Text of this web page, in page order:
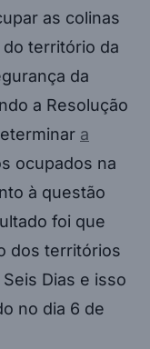
as colinas
do território da
da
a Resolução
a
ocupados na
à questão
foi que
dos territórios
Dias e isso
no dia 6 de